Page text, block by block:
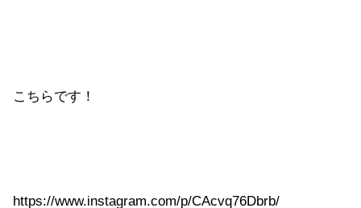
こちらです！
https://www.instagram.com/p/CAcvq76Dbrb/